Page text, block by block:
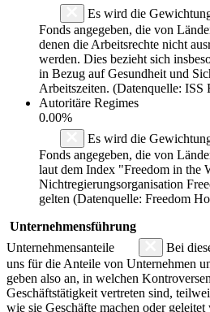
Es wird die
Fonds angegeben, die von
denen die Arbeitsrechte nicht
werden. Dies bezieht sich
in Bezug auf Gesundheit und
Arbeitszeiten. (Datenquelle: ISS
Autoritäre Regimes
0.00%
Es wird die
Fonds angegeben, die von
laut dem Index "Freedom in the
Nichtregierungsorganisation
gelten (Datenquelle: Freedom
Unternehmensführung
Unternehmensanteile
Bei
uns für die Anteile von Unternehmen
geben also an, in welchen
Geschäftstätigkeit vertreten sind,
wie sie Geschäfte machen oder